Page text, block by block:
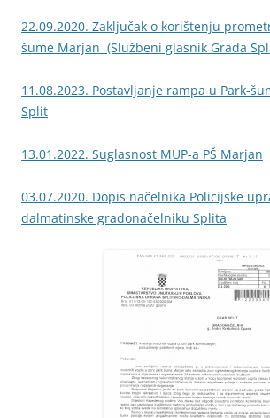
22.09.2020. Zaključak o korištenju
šume Marjan (Službeni glasnik Grada
11.08.2023. Postavljanje rampa u Park-
Split
13.01.2022. Suglasnost MUP-a PŠ Marjan
03.07.2020. Dopis načelnika Policijske
dalmatinske gradonačelniku Splita